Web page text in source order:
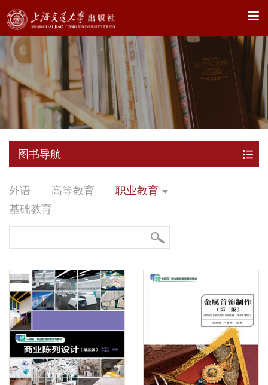
X
图书导航
外语 高等教育
职业教育
基础教育